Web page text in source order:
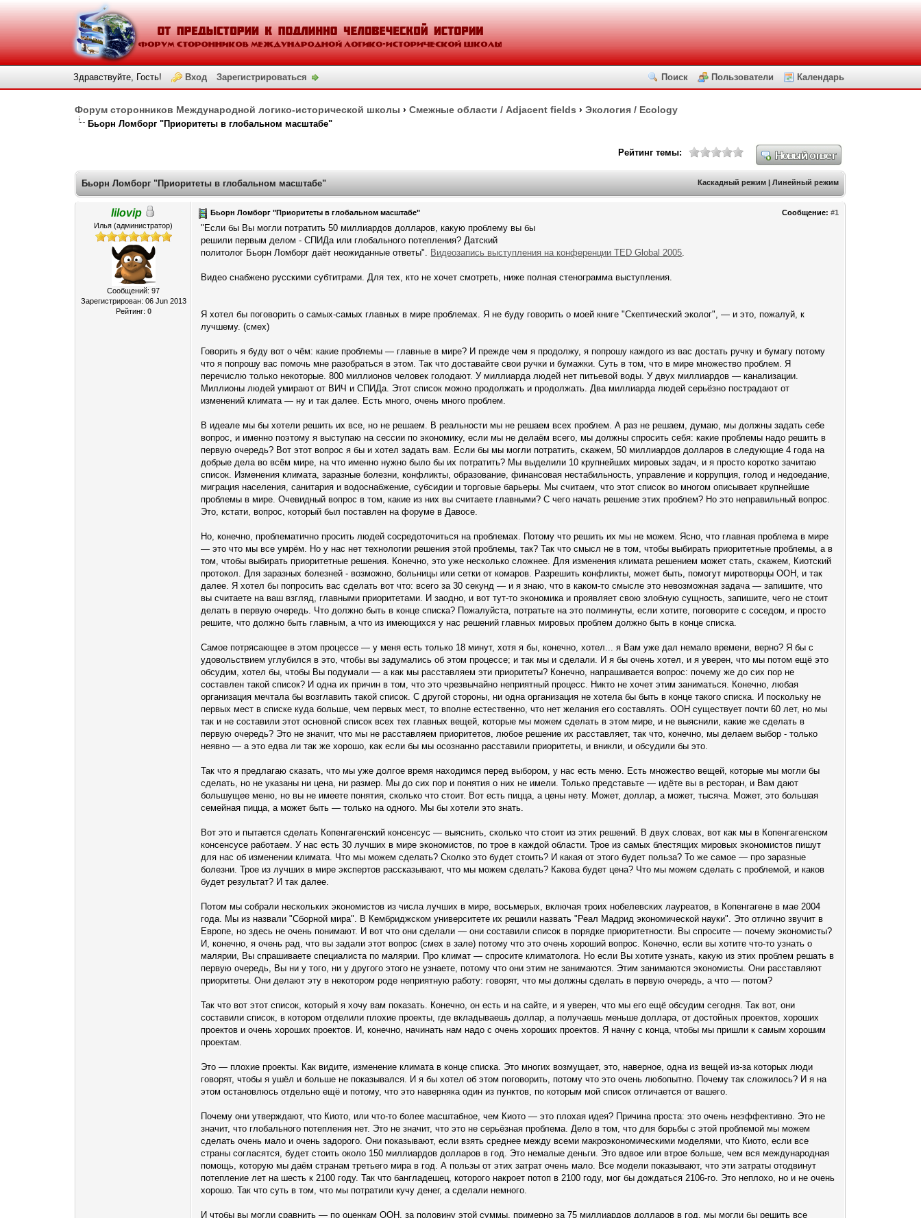
Поиск Пользователи Календарь
Здравствуйте, Гость! Вход Зарегистрироваться
Форум сторонников Международной логико-исторической школы ›Смежные области / Adjacent fields ›Экология / Ecology
Бьорн Ломборг "Приоритеты в глобальном масштабе"
Рейтинг темы:
Каскадный режим |Линейный режим
Бьорн Ломборг "Приоритеты в глобальном масштабе"
lilovip
Илья (администратор)
Сообщений: 97
Зарегистрирован: 06 Jun 2013
Рейтинг: 0
Сообщение:#1
Бьорн Ломборг "Приоритеты в глобальном масштабе"
"Если бы Вы могли потратить 50 миллиардов долларов, какую проблему вы бы
решили первым делом - СПИДа или глобального потепления? Датский
политолог Бьорн Ломборг даёт неожиданные ответы". Видеозапись выступления на конференции TED Global 2005.
Видео снабжено русскими субтитрами. Для тех, кто не хочет смотреть, ниже полная стенограмма выступления.
Я хотел бы поговорить о самых-самых главных в мире проблемах. Я не буду говорить о моей книге "Скептический эколог", — и это, пожалуй, к
лучшему. (смех)
Говорить я буду вот о чём: какие проблемы — главные в мире? И прежде чем я продолжу, я попрошу каждого из вас достать ручку и бумагу потому
что я попрошу вас помочь мне разобраться в этом. Так что доставайте свои ручки и бумажки. Суть в том, что в мире множество проблем. Я
перечислю только некоторые. 800 миллионов человек голодают. У миллиарда людей нет питьевой воды. У двух миллиардов — канализации.
Миллионы людей умирают от ВИЧ и СПИДа. Этот список можно продолжать и продолжать. Два миллиарда людей серьёзно пострадают от
изменений климата — ну и так далее. Есть много, очень много проблем.
В идеале мы бы хотели решить их все, но не решаем. В реальности мы не решаем всех проблем. А раз не решаем, думаю, мы должны задать себе
вопрос, и именно поэтому я выступаю на сессии по экономику, если мы не делаём всего, мы должны спросить себя: какие проблемы надо решить в
первую очередь? Вот этот вопрос я бы и хотел задать вам. Если бы мы могли потратить, скажем, 50 миллиардов долларов в следующие 4 года на
добрые дела во всём мире, на что именно нужно было бы их потратить? Мы выделили 10 крупнейших мировых задач, и я просто коротко зачитаю
список. Изменения климата, заразные болезни, конфликты, образование, финансовая нестабильность, управление и коррупция, голод и недоедание,
миграция населения, санитария и водоснабжение, субсидии и торговые барьеры. Мы считаем, что этот список во многом описывает крупнейшие
проблемы в мире. Очевидный вопрос в том, какие из них вы считаете главными? С чего начать решение этих проблем? Но это неправильный вопрос.
Это, кстати, вопрос, который был поставлен на форуме в Давосе.
Но, конечно, проблематично просить людей сосредоточиться на проблемах. Потому что решить их мы не можем. Ясно, что главная проблема в мире
— это что мы все умрём. Но у нас нет технологии решения этой проблемы, так? Так что смысл не в том, чтобы выбирать приоритетные проблемы, а в
том, чтобы выбирать приоритетные решения. Конечно, это уже несколько сложнее. Для изменения климата решением может стать, скажем, Киотский
протокол. Для заразных болезней - возможно, больницы или сетки от комаров. Разрешить конфликты, может быть, помогут миротворцы ООН, и так
далее. Я хотел бы попросить вас сделать вот что: всего за 30 секунд — и я знаю, что в каком-то смысле это невозможная задача — запишите, что
вы считаете на ваш взгляд, главными приоритетами. И заодно, и вот тут-то экономика и проявляет свою злобную сущность, запишите, чего не стоит
делать в первую очередь. Что должно быть в конце списка? Пожалуйста, потратьте на это полминуты, если хотите, поговорите с соседом, и просто
решите, что должно быть главным, а что из имеющихся у нас решений главных мировых проблем должно быть в конце списка.
Самое потрясающее в этом процессе — у меня есть только 18 минут, хотя я бы, конечно, хотел... я Вам уже дал немало времени, верно? Я бы с
удовольствием углубился в это, чтобы вы задумались об этом процессе; и так мы и сделали. И я бы очень хотел, и я уверен, что мы потом ещё это
обсудим, хотел бы, чтобы Вы подумали — а как мы расставляем эти приоритеты? Конечно, напрашивается вопрос: почему же до сих пор не
составлен такой список? И одна их причин в том, что это чрезвычайно неприятный процесс. Никто не хочет этим заниматься. Конечно, любая
организация мечтала бы возглавить такой список. С другой стороны, ни одна организация не хотела бы быть в конце такого списка. И поскольку не
первых мест в списке куда больше, чем первых мест, то вполне естественно, что нет желания его составлять. ООН существует почти 60 лет, но мы
так и не составили этот основной список всех тех главных вещей, которые мы можем сделать в этом мире, и не выяснили, какие же сделать в
первую очередь? Это не значит, что мы не расставляем приоритетов, любое решение их расставляет, так что, конечно, мы делаем выбор - только
неявно — а это едва ли так же хорошо, как если бы мы осознанно расставили приоритеты, и вникли, и обсудили бы это.
Так что я предлагаю сказать, что мы уже долгое время находимся перед выбором, у нас есть меню. Есть множество вещей, которые мы могли бы
сделать, но не указаны ни цена, ни размер. Мы до сих пор и понятия о них не имели. Только представьте — идёте вы в ресторан, и Вам дают
большущее меню, но вы не имеете понятия, сколько что стоит. Вот есть пицца, а цены нету. Может, доллар, а может, тысяча. Может, это большая
семейная пицца, а может быть — только на одного. Мы бы хотели это знать.
Вот это и пытается сделать Копенгагенский консенсус — выяснить, сколько что стоит из этих решений. В двух словах, вот как мы в Копенгагенском
консенсусе работаем. У нас есть 30 лучших в мире экономистов, по трое в каждой области. Трое из самых блестящих мировых экономистов пишут
для нас об изменении климата. Что мы можем сделать? Сколко это будет стоить? И какая от этого будет польза? То же самое — про заразные
болезни. Трое из лучших в мире экспертов рассказывают, что мы можем сделать? Какова будет цена? Что мы можем сделать с проблемой, и каков
будет результат? И так далее.
Потом мы собрали нескольких экономистов из числа лучших в мире, восьмерых, включая троих нобелевских лауреатов, в Копенгагене в мае 2004
года. Мы из назвали "Сборной мира". В Кембриджском университете их решили назвать "Реал Мадрид экономической науки". Это отлично звучит в
Европе, но здесь не очень понимают. И вот что они сделали — они составили список в порядке приоритетности. Вы спросите — почему экономисты?
И, конечно, я очень рад, что вы задали этот вопрос (смех в зале) потому что это очень хороший вопрос. Конечно, если вы хотите что-то узнать о
малярии, Вы спрашиваете специалиста по малярии. Про климат — спросите климатолога. Но если Вы хотите узнать, какую из этих проблем решать в
первую очередь, Вы ни у того, ни у другого этого не узнаете, потому что они этим не занимаются. Этим занимаются экономисты. Они расставляют
приоритеты. Они делают эту в некотором роде неприятную работу: говорят, что мы должны сделать в первую очередь, а что — потом?
Так что вот этот cписок, который я хочу вам показать. Конечно, он есть и на сайте, и я уверен, что мы его ещё обсудим сегодня. Так вот, они
составили список, в котором отделили плохие проекты, где вкладываешь доллар, а получаешь меньше доллара, от достойных проектов, хороших
проектов и очень хороших проектов. И, конечно, начинать нам надо с очень хороших проектов. Я начну с конца, чтобы мы пришли к самым хорошим
проектам.
Это — плохие проекты. Как видите, изменение климата в конце списка. Это многих возмущает, это, наверное, одна из вещей из-за которых люди
говорят, чтобы я ушёл и больше не показывался. И я бы хотел об этом поговорить, потому что это очень любопытно. Почему так сложилось? И я на
этом остановлюсь отдельно ещё и потому, что это наверняка один из пунктов, по которым мой список отличается от вашего.
Почему они утверждают, что Киото, или что-то более масштабное, чем Киото — это плохая идея? Причина проста: это очень неэффективно. Это не
значит, что глобального потепления нет. Это не значит, что это не серьёзная проблема. Дело в том, что для борьбы с этой проблемой мы можем
сделать очень мало и очень задорого. Они показывают, если взять среднее между всеми макроэкономическими моделями, что Киото, если все
страны согласятся, будет стоить около 150 миллиардов долларов в год. Это немалые деньги. Это вдвое или втрое больше, чем вся международная
помощь, которую мы даём странам третьего мира в год. А пользы от этих затрат очень мало. Все модели показывают, что эти затраты отодвинут
потепление лет на шесть к 2100 году. Так что бангладешец, которого накроет потоп в 2100 году, мог бы дождаться 2106-го. Это неплохо, но и не очень
хорошо. Так что суть в том, что мы потратили кучу денег, а сделали немного.
И чтобы вы могли сравнить — по оценкам ООН, за половину этой суммы, примерно за 75 миллиардов долларов в год, мы могли бы решить все